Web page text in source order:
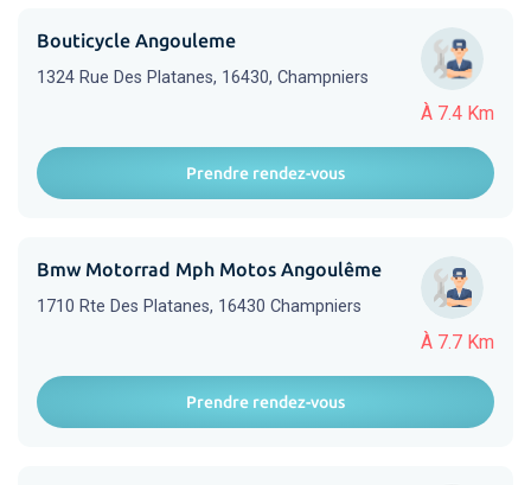
À 7.4 Km
Bouticycle Angouleme
1324 Rue Des Platanes, 16430, Champniers
Prendre rendez-vous
À 7.7 Km
Bmw Motorrad Mph Motos Angoulême
1710 Rte Des Platanes, 16430 Champniers
Prendre rendez-vous